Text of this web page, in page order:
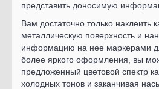
представить доносимую
Вам достаточно только наклеить
металлическую поверхность и
информацию на нее маркерами
более яркого оформления, вы
предложенный цветовой спектр
холодных тонов и заканчивая